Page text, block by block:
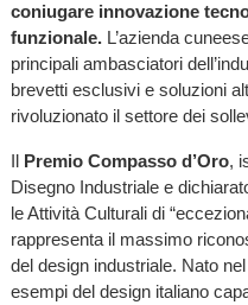
coniugare innovazione
funzionale.L’azienda
principali ambasciatori
brevetti esclusivi e soluzioni
rivoluzionato il settore dei
Il Premio Compasso d’Oro,
Disegno Industriale e
le Attività Culturali di
rappresenta il massimo
del design industriale. Nato
esempi del design italiano